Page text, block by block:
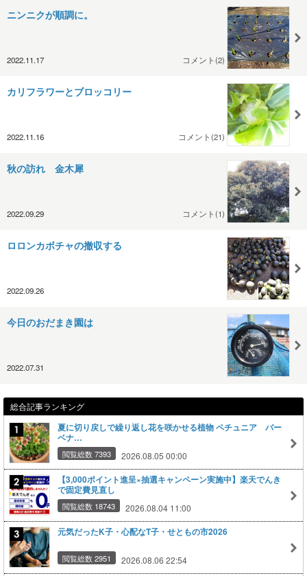
ニンニクが順調に。
2022.11.17 コメント(2)
カリフラワーとブロッコリー
2022.11.16 コメント(21)
秋の訪れ 金木犀
2022.09.29 コメント(1)
ロロンカボチャの撤収する
2022.09.26
今日のおだまき園は
2022.07.31
総合記事ランキング
夏に切り戻しで繰り返し花を咲かせる植物 ペチュニア バー
ベナ…
閲覧総数 7393 2026.08.05 00:00
【3,000ポイント進呈×抽選キャンペーン実施中】楽天でんき
で固定費見直し
閲覧総数 18743 2026.08.04 11:00
元気だったK子・心配なT子・せともの市2026
閲覧総数 2951 2026.08.06 22:54